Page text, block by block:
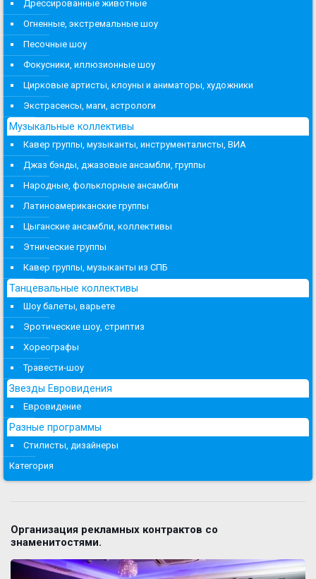
Дрессированные животные
Огненные, экстремальные шоу
Песочные шоу
Фокусники, иллюзионные шоу
Цирковые артисты, клоуны и аниматоры, художники
Экстрасенсы, маги, астрологи
Музыкальные коллективы
Кавер группы, музыканты, инструменталисты, ВИА
Джаз бэнды, джазовые ансамбли, группы
Народные, фольклорные ансамбли
Латиноамериканские группы
Цыганские ансамбли, коллективы
Этнические группы
Кавер группы, музыканты из СПБ
Танцевальные коллективы
Шоу балеты, варьете
Эротические шоу, стриптиз
Хореографы
Травести-шоу
Звезды Евровидения
Евровидение
Разные программы
Стилисты, дизайнеры
Категория
Организация рекламных контрактов со
знаменитостями.